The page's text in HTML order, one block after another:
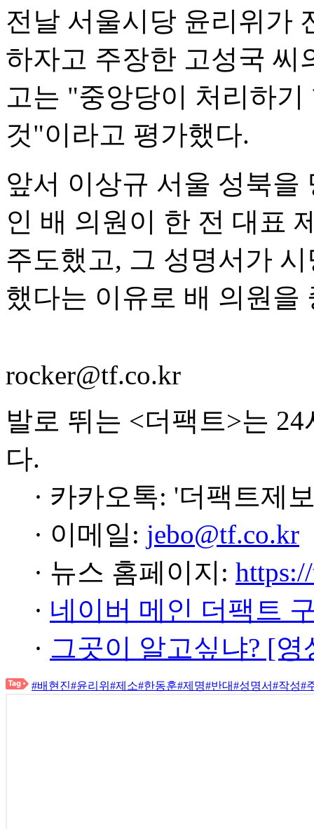
전날 서울시당 윤리위가
하자고 주장한 고성국 씨
고는 "중앙당이 처리하
것"이라고 평가했다.
앞서 이상규 서울 성북
인 배 의원이 한 전 대표
주도했고, 그 성명서가
했다는 이유로 배 의원을
rocker@tf.co.kr
발로 뛰는 <더팩트>는
다.
· 카카오톡: '더팩트제
· 이메일: jebo@tf.co.kr
· 뉴스 홈페이지:
· 네이버 메인 더팩트
· 그곳이 알고싶냐? [
#배현진#윤리위 #제소#한동훈#제명#반대#성명서#작성#